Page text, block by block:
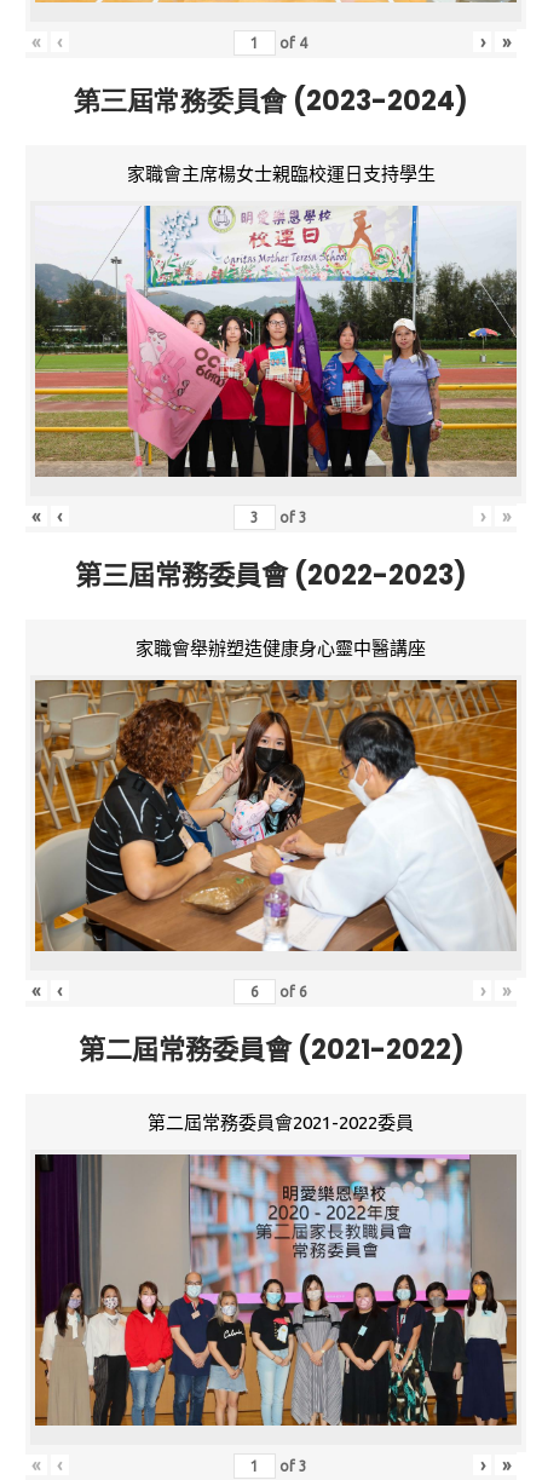
« ‹ of 4 › »
第三屆常務委員會 (2023-2024)
家職會主席楊女士親臨校運日支持學生
« ‹ of3 › »
第三屆常務委員會 (2022-2023)
家職會舉辦塑造健康身心靈中醫講座
« ‹ of 6 › »
第二屆常務委員會 (2021-2022)
第二屆常務委員會2021-2022委員
« ‹ of3 › »